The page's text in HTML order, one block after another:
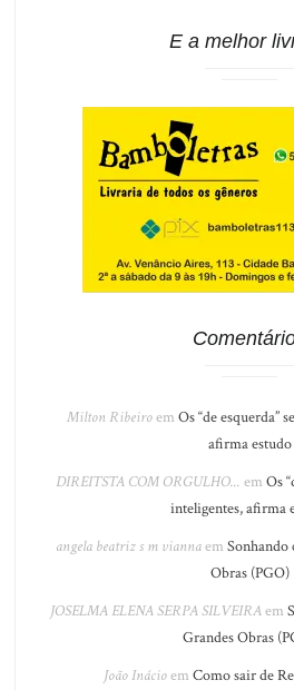
E a melhor
Milton Ribeiroem Os “de esquerda”
afirma estudo
DIREITSTA COM ORGULHO... em Os
inteligentes, afirma
angela beatriz s m viannaem Sonhando
Obras (PGO)
JOSELMA ELENA SERPA SILVEIRAem
Grandes Obras
João Inácioem Como sair de